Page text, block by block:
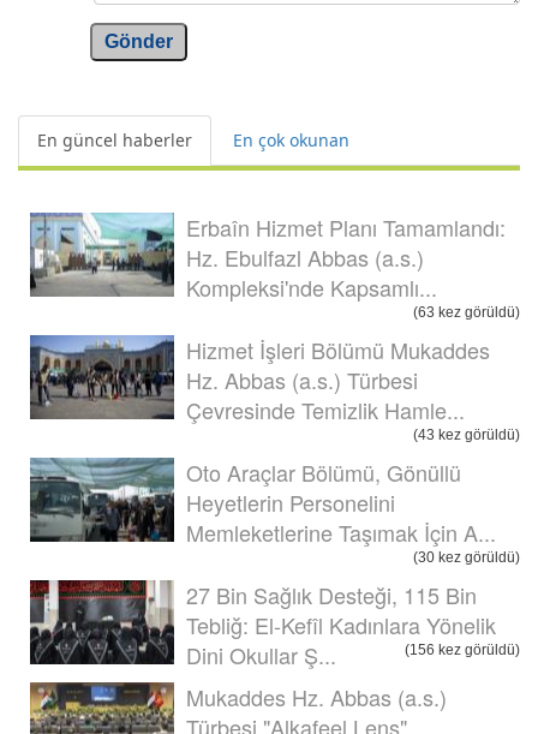
Gönder
En güncel haberler En çok okunan
Erbaîn Hizmet Planı Tamamlandı:
Hz. Ebulfazl Abbas (a.s.)
Kompleksi'nde Kapsamlı...
(63 kez görüldü)
Hizmet İşleri Bölümü Mukaddes
Hz. Abbas (a.s.) Türbesi
Çevresinde Temizlik Hamle...
(43 kez görüldü)
Oto Araçlar Bölümü, Gönüllü
Heyetlerin Personelini
Memleketlerine Taşımak İçin A...
(30 kez görüldü)
27 Bin Sağlık Desteği, 115 Bin
Tebliğ: El-Kefîl Kadınlara Yönelik
Dini Okullar Ş...
(156 kez görüldü)
Mukaddes Hz. Abbas (a.s.)
Türbesi "Alkafeel Lens"